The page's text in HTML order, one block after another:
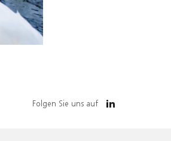
Folgen Sie uns auf